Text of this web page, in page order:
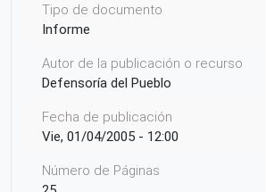
Tipo de documento
Informe
Autor de la publicación o recurso
Defensoría del Pueblo
Fecha de publicación
Vie, 01/04/2005 - 12:00
Número de Páginas